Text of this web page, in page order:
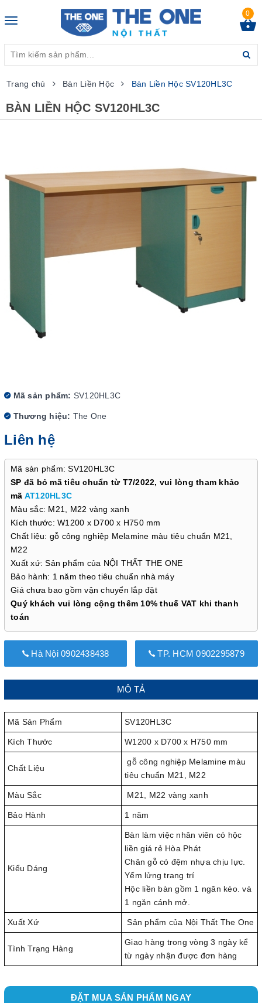
Toggle
0
Trang chủ Bàn Liền Hộc Bàn Liền Hộc SV120HL3C
BÀN LIỀN HỘC SV120HL3C
Mã sản phẩm: SV120HL3C
Thương hiệu: The One
Liên hệ
Mã sản phẩm: SV120HL3C
SP đã bỏ mã tiêu chuẩn từ T7/2022, vui lòng tham khảo
mã AT120HL3C
Màu sắc: M21, M22 vàng xanh
Kích thước: W1200 x D700 x H750 mm
Chất liệu: gỗ công nghiệp Melamine màu tiêu chuẩn M21,
M22
Xuất xứ: Sản phẩm của NỘI THẤT THE ONE
Bảo hành: 1 năm theo tiêu chuẩn nhà máy
Giá chưa bao gồm vận chuyển lắp đặt
Quý khách vui lòng cộng thêm 10% thuế VAT khi thanh
toán
Hà Nội 0902438438 TP. HCM 0902295879
MÔ TẢ
Mã Sản Phẩm SV120HL3C
Kích Thước W1200 x D700 x H750 mm
Chất Liệu
gỗ công nghiệp Melamine màu
tiêu chuẩn M21, M22
Màu Sắc M21, M22 vàng xanh
Bảo Hành 1 năm
Kiểu Dáng
Bàn làm việc nhân viên có hộc
liền giá rẻ Hòa Phát
Chân gỗ có đệm nhựa chịu lực.
Yếm lửng trang trí
Hộc liền bàn gồm 1 ngăn kéo. và
1 ngăn cánh mở.
Xuất Xứ Sản phẩm của Nội Thất The One
Tình Trạng Hàng
Giao hàng trong vòng 3 ngày kể
từ ngày nhận được đơn hàng
ĐẶT MUA SẢN PHẨM NGAY